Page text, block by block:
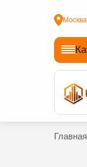
Москва
Главная